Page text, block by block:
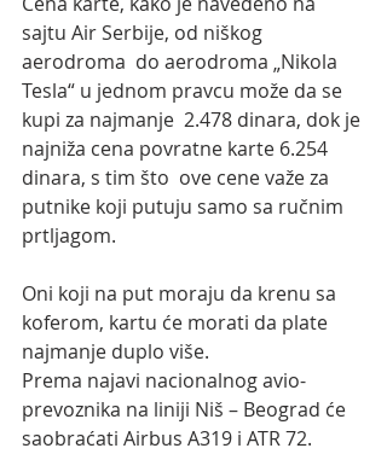
sajtu Air Serbije, od niškog
aerodroma  do aerodroma „Nikola
Tesla“ u jednom pravcu može da se
kupi za najmanje  2.478 dinara, dok je
najniža cena povratne karte 6.254
dinara, s tim što  ove cene važe za
putnike koji putuju samo sa ručnim
prtljagom.
Oni koji na put moraju da krenu sa
koferom, kartu će morati da plate
najmanje duplo više.
Prema najavi nacionalnog avio-
prevoznika na liniji Niš – Beograd će
saobraćati Airbus A319 i ATR 72.